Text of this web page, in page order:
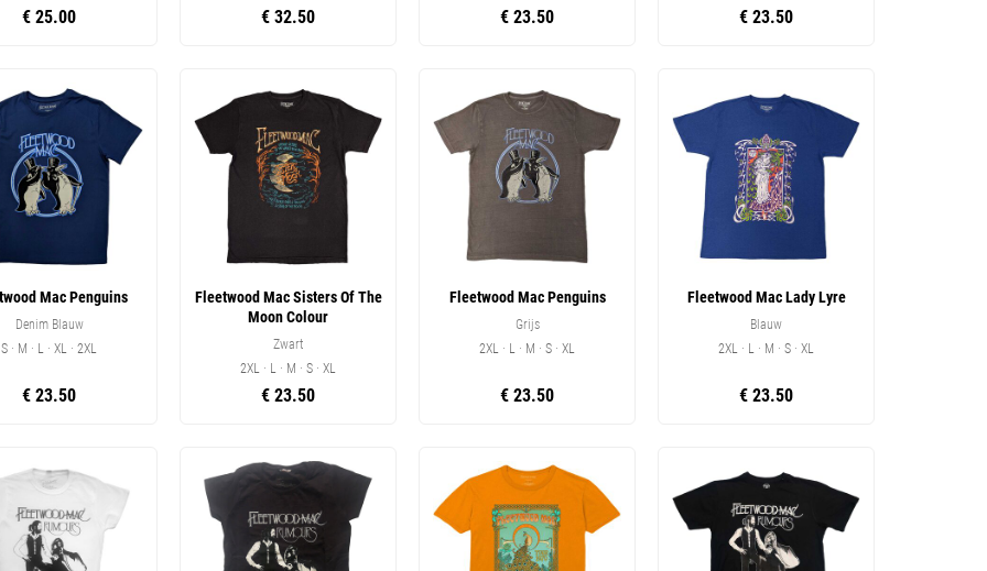
€ 25.00 € 32.50 € 23.50 € 23.50
Mac Penguins
Denim Blauw
S · M · L · XL · 2XL
€ 23.50
Fleetwood Mac Sisters Of The
Moon Colour
Zwart
2XL · L · M · S · XL
€ 23.50
Fleetwood Mac Penguins
Grijs
2XL · L · M · S · XL
€ 23.50
Fleetwood Mac Lady Lyre
Blauw
2XL · L · M · S · XL
€ 23.50